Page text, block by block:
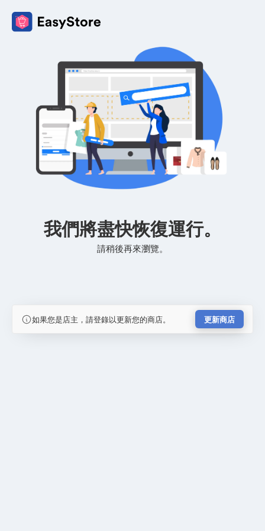
我們將盡快恢復運行。
請稍後再來瀏覽。
如果您是店主，請登錄以更新您的商店。 更新商店